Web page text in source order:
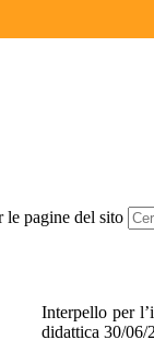
le pagine del sito
Interpello per
didattica 30/06/